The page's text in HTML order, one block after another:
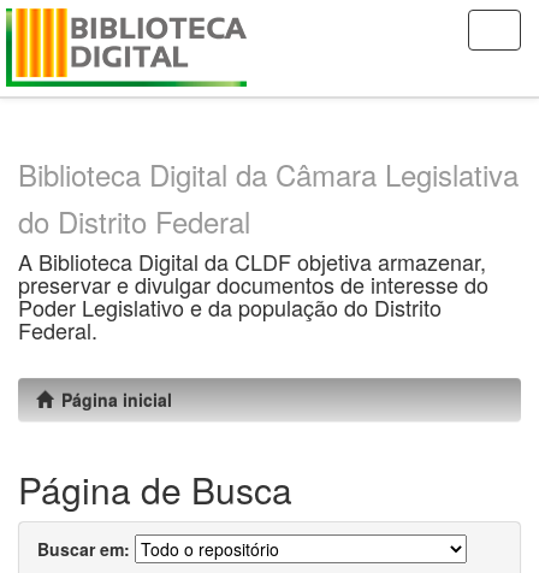
Skip
Biblioteca Digital da Câmara Legislativa
do Distrito Federal
A Biblioteca Digital da CLDF objetiva armazenar,
preservar e divulgar documentos de interesse do
Poder Legislativo e da população do Distrito
Federal.
Página inicial
Página de Busca
Buscar em: